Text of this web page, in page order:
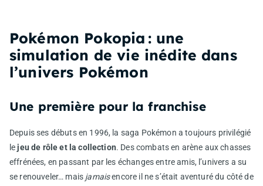
Pokémon Pokopia : une
simulation de vie inédite dans
l’univers Pokémon
Une première pour la franchise
Depuis ses débuts en 1996, la saga Pokémon a toujours privilégié
lejeu de rôle et la collection. Des combats en arène aux chasses
effrénées, en passant par les échanges entre amis, l’univers a su
se renouveler… mais jamaisencore il ne s’était aventuré du côté de